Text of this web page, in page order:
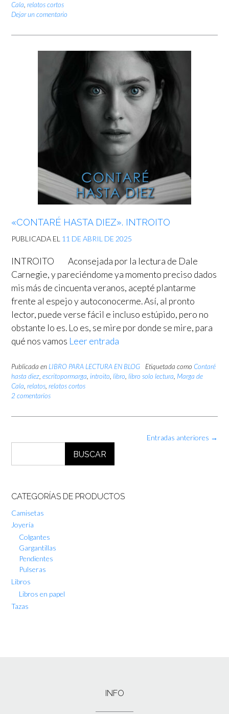
Cala, relatos cortos
Dejar un comentario
«CONTARÉ HASTA DIEZ». INTROITO
PUBLICADA EL 11 DE ABRIL DE 2025
INTROITO Aconsejada por la lectura de Dale
Carnegie, y pareciéndome ya momento preciso dados
mis más de cincuenta veranos, acepté plantarme
frente al espejo y autoconocerme. Así, al pronto
lector, puede verse fácil e incluso estúpido, pero no
obstante lo es. Lo es, se mire por donde se mire, para
qué nos vamos Leer entrada
Publicada en LIBRO PARA LECTURA EN BLOG Etiquetada como Contaré
hasta diez escritopormarga introito libro libro solo lectura Marga de
Cala relatos relatos cortos
2 comentarios
Entradas anteriores →
BUSCAR
CATEGORÍAS DE PRODUCTOS
Camisetas
Joyería
Colgantes
Gargantillas
Pendientes
Pulseras
Libros
Libros en papel
Tazas
INFO